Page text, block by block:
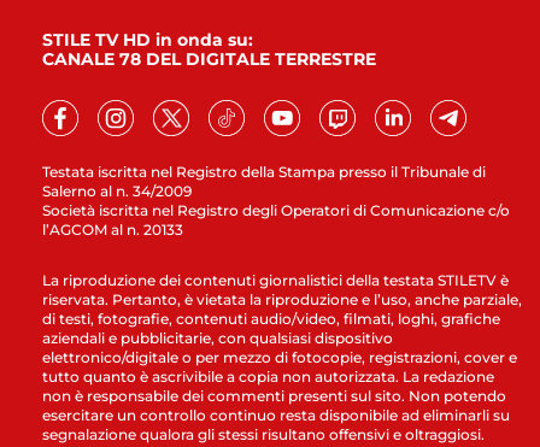
Testata iscritta nel Registro della Stampa presso il Tribunale di
Salerno al n. 34/2009
Società iscritta nel Registro degli Operatori di Comunicazione c/o
l’AGCOM al n. 20133
STILE TV HD in onda su:
CANALE 78 DEL DIGITALE TERRESTRE
La riproduzione dei contenuti giornalistici della testata STILETV è
riservata. Pertanto, è vietata la riproduzione e l’uso, anche parziale,
di testi, fotografie, contenuti audio/video, filmati, loghi, grafiche
aziendali e pubblicitarie, con qualsiasi dispositivo
elettronico/digitale o per mezzo di fotocopie, registrazioni, cover e
tutto quanto è ascrivibile a copia non autorizzata. La redazione
non è responsabile dei commenti presenti sul sito. Non potendo
esercitare un controllo continuo resta disponibile ad eliminarli su
segnalazione qualora gli stessi risultano offensivi e oltraggiosi.